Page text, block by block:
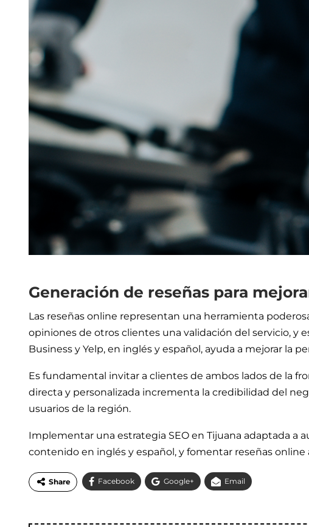
Generación de reseñas para
Las reseñas online representan una herramienta
opiniones de otros clientes una validación del servicio, y
Business y Yelp, en inglés y español, ayuda a mejorar la
Es fundamental invitar a clientes de ambos lados de la
directa y personalizada incrementa la credibilidad del
usuarios de la región.
Implementar una estrategia SEO en Tijuana adaptada a
contenido en inglés y español, y fomentar reseñas
Share Facebook Google+ Email